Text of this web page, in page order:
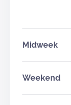
Midweek
Weekend